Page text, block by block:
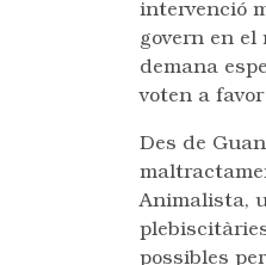
intervenció
govern en
demana
voten a
Des de
Animalista,
possibles